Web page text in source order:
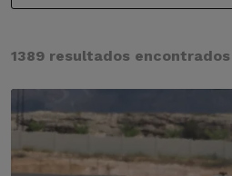
1389 resultados encontrados